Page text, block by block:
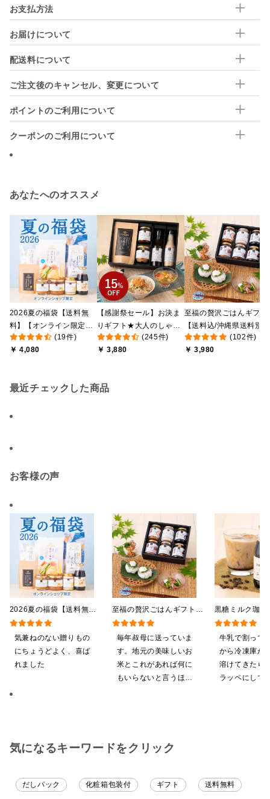
お支払方法
お届けについて
配送料について
ご注文後のキャンセル、変更について
ポイントのご利用について
クーポンのご利用について
あなたへのオススメ
2026夏の福袋【送料無
料】【オンライン限定】
【ポイントキャンペーン
実施中】【のし・ラッピ
(19件)
￥ 4,080
【感謝祭セール】お決ま
りギフト★大人のしゃけ
しゃけめんたい入り【送
料込/沖縄県送料別途】
(245件)
￥ 3,880
至福の贅沢ごはんギフト
【送料込/沖縄県送料別
途】【化粧箱包装付/オン
ライン限定】
(102件)
￥ 3,980
最近チェックした商品
お客様の声
至福の贅沢ごはんギフト
【送料込/沖縄県送料別
途】【化粧箱包装付/オン
ライン限定】
毎年叔母に送っていま
す。地元の美味しいお
米とこれがあれば何に
もいらないと言うほど
2026夏の福袋【送料無
料】【オンライン限定】
【ポイントキャンペーン実
施中】【のし・ラッピン
グ・化粧箱詰め不可】
気兼ねのない贈りもの
にちょうどよく、喜ば
れました
黒糖ミルク珈
275ml （ドリ
希釈タイプ）
牛乳で割って
から冷凍庫か
溶けてきたら
ラッペにして
気になるキーワードをクリック
だしパック 化粧箱包装付 ギフト 送料無料